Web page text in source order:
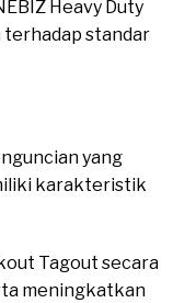
Heavy Duty
standar
yang
karakteristik
Tagout secara
meningkatkan